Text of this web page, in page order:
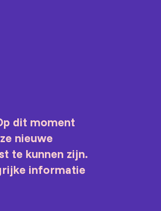
dit moment
nieuwe
te kunnen zijn.
informatie